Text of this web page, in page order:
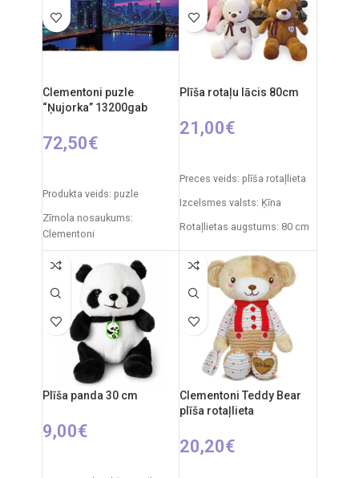
Clementoni puzle
“Ņujorka” 13200gab
72,50€
Produkta veids: puzle
Zīmola nosaukums:
Clementoni
Izcelsmes valsts: Itālija
Iepakojuma izmēri: 51 x 10 x
32 cm
Puzles izmēri: 291 x 135 cm
Gabaliņu skaits: 13200
Ieteicamais vecums: no 14
gadiem.
Plīša rotaļu lācis 80cm
21,00€
Preces veids: plīša rotaļlieta
Izcelsmes valsts: Ķīna
Rotaļlietas augstums: 80 cm
Plīša panda 30 cm
9,00€
Clementoni Teddy Bear
plīša rotaļlieta
20,20€